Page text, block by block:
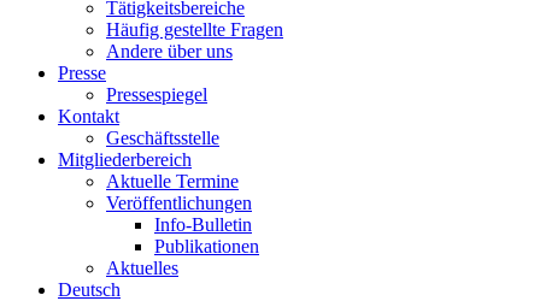
Tätigkeitsbereiche
Häufig gestellte Fragen
Andere über uns
Presse
Pressespiegel
Kontakt
Geschäftsstelle
Mitgliederbereich
Aktuelle Termine
Veröffentlichungen
Info-Bulletin
Publikationen
Aktuelles
Deutsch